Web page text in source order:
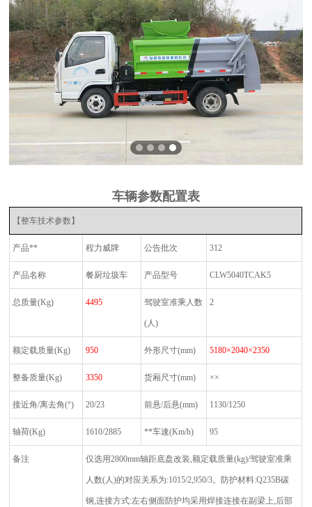
车辆参数配置表
【整车技术参数】
产品** 程力威牌 公告批次 312
产品名称 餐厨垃圾车 产品型号 CLW5040TCAK5
总质量(Kg) 4495 驾驶室准乘人数
(人)
2
额定载质量(Kg) 950 外形尺寸(mm) 5180×2040×2350
整备质量(Kg) 3350 货厢尺寸(mm) ××
接近角/离去角(°) 20/23 前悬/后悬(mm) 1130/1250
轴荷(Kg) 1610/2885 **车速(Km/h) 95
备注 仅选用2800mm轴距底盘改装,额定载质量(kg)/驾驶室准乘
人数(人)的对应关系为:1015/2,950/3。防护材料:Q235B碳
钢,连接方式:左右侧面防护均采用焊接连接在副梁上,后部